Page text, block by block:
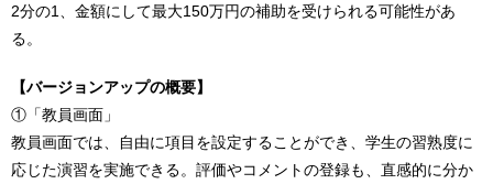
2分の1、金額にして最大150万円の補助を受けられる可能性があ
る。
【バージョンアップの概要】
①「教員画面」
教員画面では、自由に項目を設定することができ、学生の習熟度に
応じた演習を実施できる。評価やコメントの登録も、直感的に分か